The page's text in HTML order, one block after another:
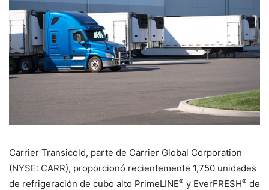
Carrier Transicold, parte de Carrier Global Corporation
(NYSE: CARR), proporcionó recientemente 1,750 unidades
de refrigeración de cubo alto PrimeLINE® y EverFRESH® de